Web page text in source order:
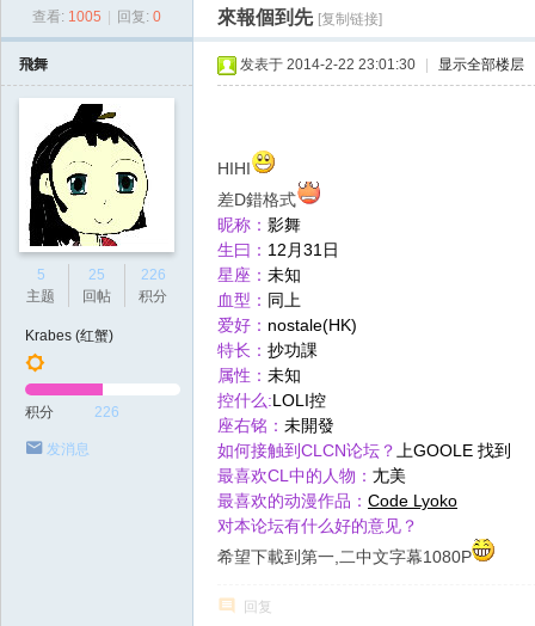
查看: 1005 回复: 0 來報個到先 [复制链接]
飛舞
5
主题
25
回帖
226
积分
Krabes (红蟹)
积分 226
发消息
发表于 2014-2-22 23:01:30 显示全部楼层
HIHI
差D錯格式
昵称： 影舞
生曰： 12月31日
星座： 未知
血型： 同上
爱好： nostale(HK)
特长： 抄功課
属性： 未知
控什么:LOLI控
座右铭： 未開發
如何接触到CLCN论坛？
上GOOLE 找到
最喜欢CL中的人物： 尢美
最喜欢的动漫作品： Code Lyoko
对本论坛有什么好的意见？
希望下載到第一,二中文字幕1080P
回复